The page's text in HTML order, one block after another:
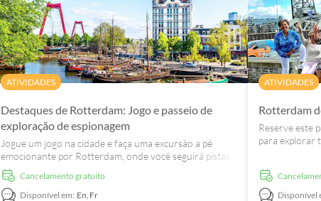
ATIVIDADES
Destaques de Rotterdam: Jogo e passeio de
exploração de espionagem
Jogue um jogo na cidade e faça uma excursão a pé
emocionante por Rotterdam, onde você seguirá pistas
e resolverá quebra-cabeças para descobrir lugares
incríveis e histórias locais.
Cancelamento gratuito
Disponível em: En,Fr
ATIVIDADES
Rotterdam
Reserve este
para explorar
Disponível